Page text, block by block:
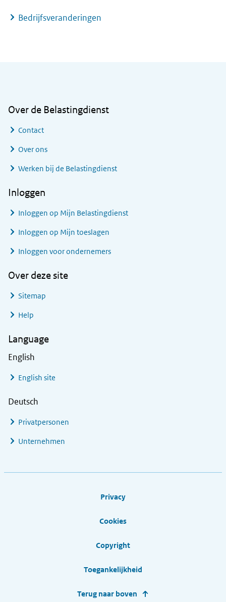
Bedrijfsveranderingen
Over de Belastingdienst
Contact
Over ons
Werken bij de Belastingdienst
Inloggen
Inloggen op Mijn Belastingdienst
Inloggen op Mijn toeslagen
Inloggen voor ondernemers
Over deze site
Sitemap
Help
Language
English
English site
Deutsch
Privatpersonen
Unternehmen
Privacy
Cookies
Copyright
Toegankelijkheid
Terug naar boven